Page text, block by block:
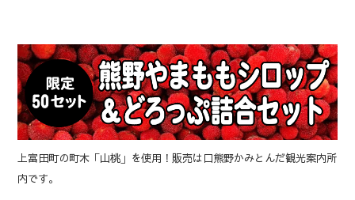
上富田町の町木「山桃」を使用！販売は口熊野かみとんだ観光案内所
内です。